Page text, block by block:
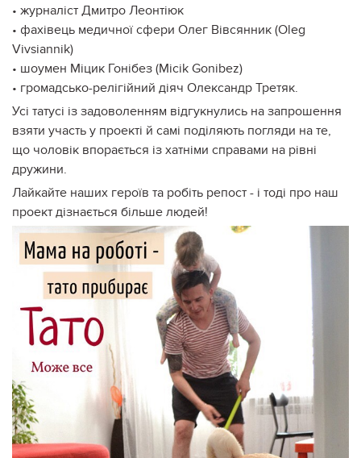
• журналіст Дмитро Леонтіюк
• фахівець медичної сфери Олег Вівсянник (Oleg
Vivsiannik)
• шоумен Міцик Гонібез (Micik Gonibez)
• громадсько-релігійний діяч Олександр Третяк.
Усі татусі із задоволенням відгукнулись на запрошення
взяти участь у проекті й самі поділяють погляди на те,
що чоловік впорається із хатніми справами на рівні
дружини.
Лайкайте наших героїв та робіть репост - і тоді про наш
проект дізнається більше людей!